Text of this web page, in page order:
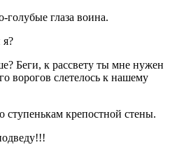
голубые глаза воина.
Беги, к рассвету ты мне нужен
ворогов слетелось к нашему
крепостной стены.